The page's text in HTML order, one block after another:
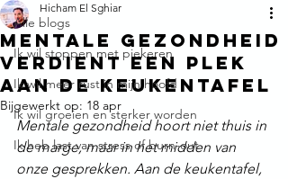
Alle blogs
Ik wil stoppen met piekeren
Ik wil meer rust in mijn hoofd
Ik wil groeien en sterker worden
Ik heb last van stress of burn-out
Mentale gezondheid
verdient een plek
aan de keukentafel
Hicham El Sghiar
Bijgewerkt op: 18 apr
Mentale gezondheid hoort niet thuis in
de marge, maar in het midden van
onze gesprekken. Aan de keukentafel,